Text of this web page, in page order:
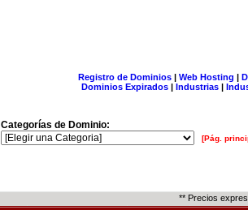
Registro de Dominios| Web Hosting |
Dominios Expirados | Industrias |
Categorías de Dominio:
[Pág.
** Precios